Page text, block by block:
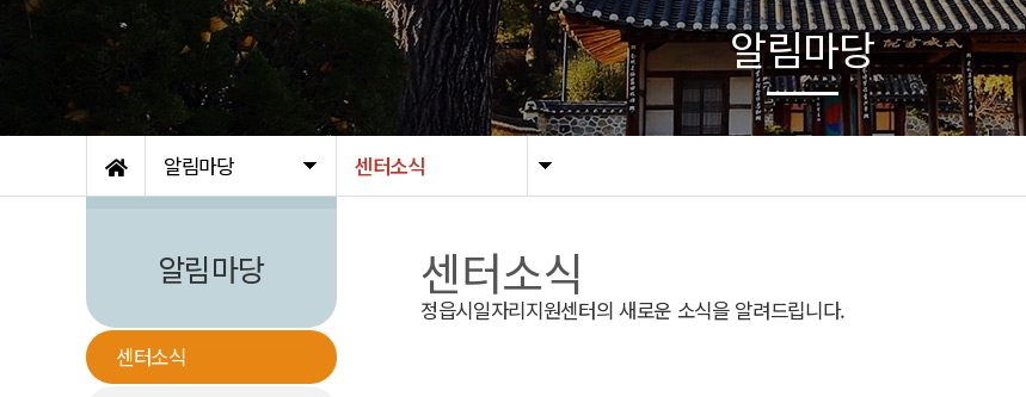
알림마당 센터소식
알림마당
알림마당
센터소식
센터소식
정읍시일자리지원센터의 새로운 소식을 알려드립니다.